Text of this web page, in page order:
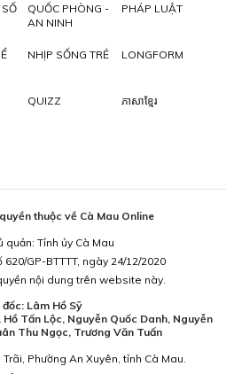
QUỐC PHÒNG -
AN NINH
PHÁP LUẬT
NHỊP SỐNG TRẺ LONGFORM
QUIZZ ភាសាខ្មែរ
thuộc về Cà Mau Online
quản: Tỉnh ủy Cà Mau
GP-BTTTT, ngày 24/12/2020
nội dung trên website này.
đốc: Lâm Hồ Sỹ
Tấn Lộc, Nguyễn Quốc Danh, Nguyễn
Thu Ngọc, Trương Văn Tuấn
Phường An Xuyên, tỉnh Cà Mau.